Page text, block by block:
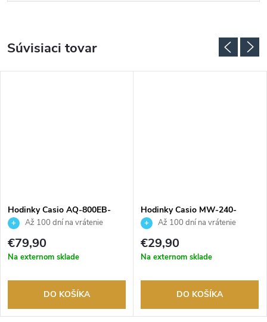
Súvisiaci tovar
Hodinky Casio AQ-800EB-
2AEFAž 100 dní na vrátenie
tovaru. Autorizovaný predajca.
€79,90
Na externom sklade
DO KOŠÍKA
Hodinky Casio MW-240-
1E2VEFAž 100 dní na vrátenie
tovaru. Autorizovaný predajca.
€29,90
Na externom sklade
DO KOŠÍKA